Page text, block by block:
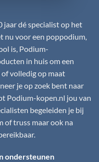
jaar dé specialist op het
nu voor een poppodium,
is, Podium-
in huis om een
volledig op maat
je op zoek bent naar
Podium-kopen.nl jou van
begeleiden je bij
of truss maar ook na
ondersteunen